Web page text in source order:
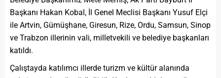
Başkanı Hakan Kobal, İl Genel Meclisi Başkanı Yusuf Elçi
ile Artvin, Gümüşhane, Giresun, Rize, Ordu, Samsun, Sinop
ve Trabzon illerinin vali, milletvekili ve belediye başkanları
katıldı.
Çalıştayda katılımcı illerde turizm ve kültür alanında